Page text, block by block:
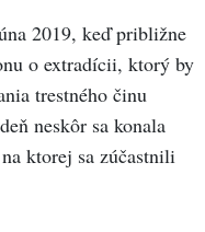
2019, keď približne
o extradícii, ktorý by
trestného činu
neskôr sa konala
ktorej sa zúčastnili